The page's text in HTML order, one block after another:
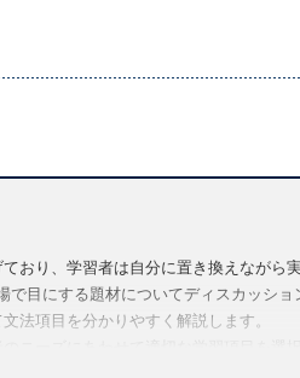
おり、学習者は自分に置き換えながら
目にする題材についてディスカッシ
法項目を分かりやすく解説します。
授業をより充実させる使い勝手の良い